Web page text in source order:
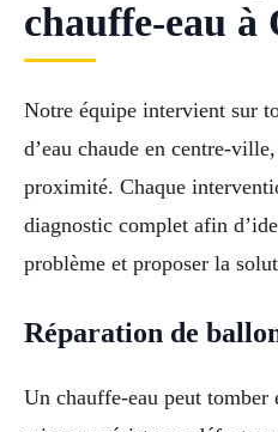
chauffe-eau à
Notre équipe intervient sur
d’eau chaude en centre-
proximité. Chaque
diagnostic complet afin
problème et proposer la
Réparation de
Un chauffe-eau peut tomber